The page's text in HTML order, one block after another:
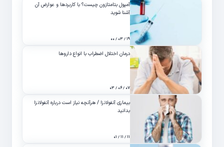
آمپول بتامتازون چیست؟ با کاربردها و عوارض آن
آشنا شوید
۱۹ / ۰۳ / ۰۰
درمان اختلال اضطراب با انواع داروها
۰۷ / ۰۶ / ۰۳
بیماری آنفولانزا / هرآنچه نیاز است درباره آنفولانزا
بدانید
۱۱ / ۱۱ / ۰۱